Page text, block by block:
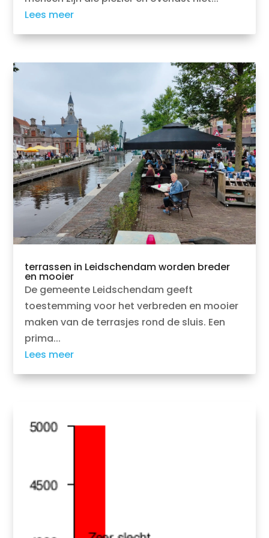
Lees meer
terrassen in Leidschendam worden breder
en mooier
De gemeente Leidschendam geeft
toestemming voor het verbreden en mooier
maken van de terrasjes rond de sluis. Een
prima...
Lees meer